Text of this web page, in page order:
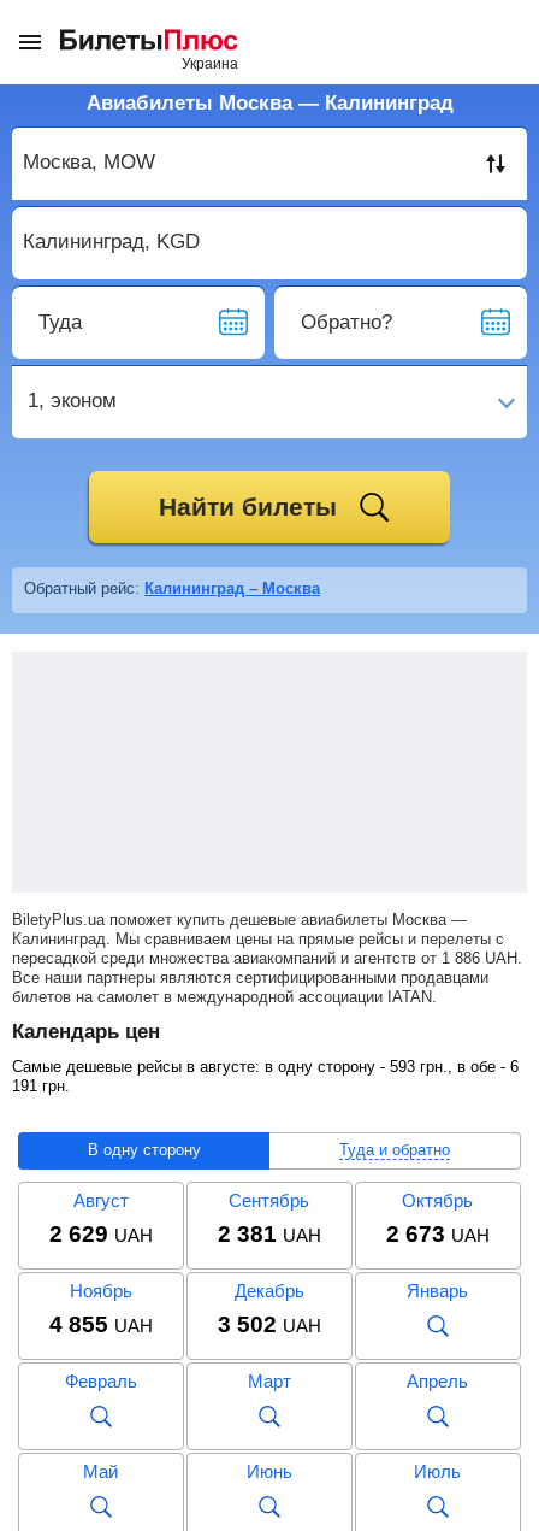
Авиабилеты Москва — Калининград
Туда Обратно?
1, эконом
Найти билеты
Обратный рейс: Калининград – Москва
BiletyPlus.ua поможет купить дешевые авиабилеты Москва —
Калининград. Мы сравниваем цены на прямые рейсы и перелеты с
пересадкой среди множества авиакомпаний и агентств от 1 886 UAH
Все наши партнеры являются сертифицированными продавцами
билетов на самолет в международной ассоциации IATAN.
Календарь цен
Самые дешевые рейсы в августе: в одну сторону - 593 грн ., в обе - 6
191 грн
В одну сторону Туда и обратно
Август
2 629 UAH
Сентябрь
2 381 UAH
Октябрь
2 673 UAH
Ноябрь
4 855 UAH
Декабрь
3 502 UAH
Январь
Февраль Март Апрель
Май Июнь Июль